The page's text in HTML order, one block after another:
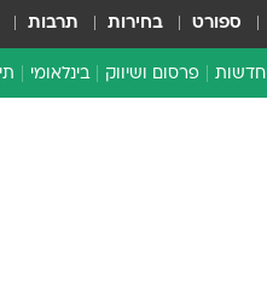
ספורט בחירות תרבות
חדשות פרסום ושיווק בינלאומי